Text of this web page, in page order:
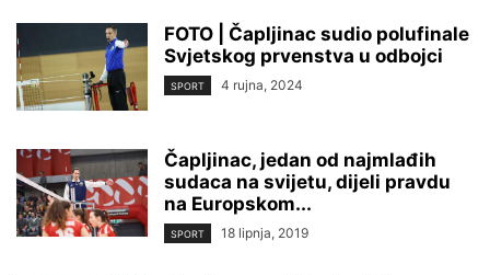
FOTO | Čapljinac sudio polufinale
Svjetskog prvenstva u odbojci
SPORT 4 rujna, 2024
Čapljinac, jedan od najmlađih
sudaca na svijetu, dijeli pravdu
na Europskom...
SPORT 18 lipnja, 2019